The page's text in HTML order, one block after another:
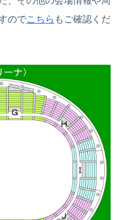
のでこちら もご確認くだ